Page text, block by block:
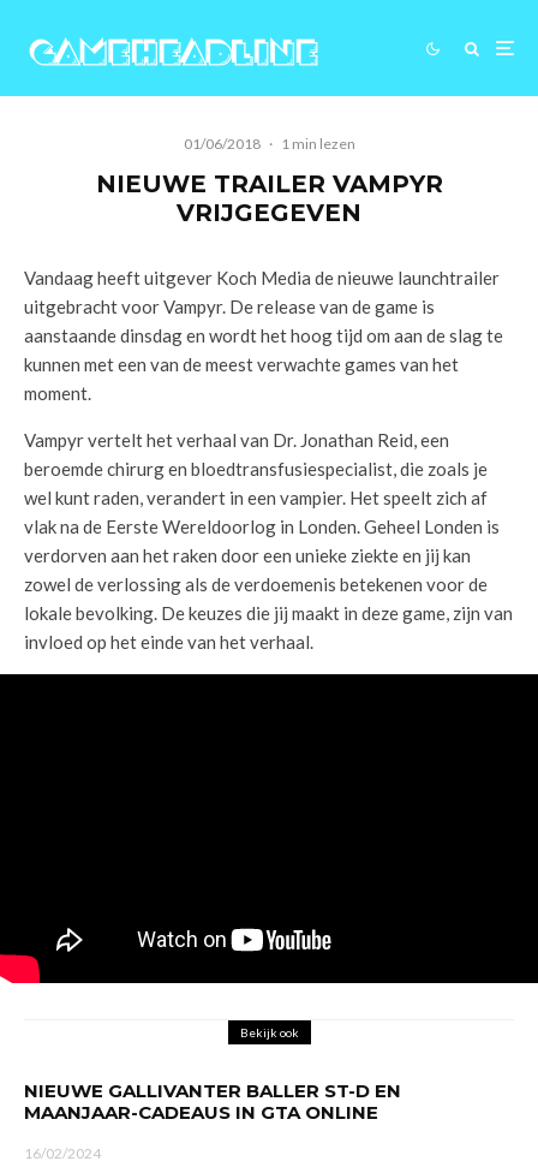
01/06/2018 · 1 min lezen
NIEUWE TRAILER VAMPYR
VRIJGEGEVEN
Vandaag heeft uitgever Koch Media de nieuwe launchtrailer
uitgebracht voor Vampyr. De release van de game is
aanstaande dinsdag en wordt het hoog tijd om aan de slag te
kunnen met een van de meest verwachte games van het
moment.
Vampyr vertelt het verhaal van Dr. Jonathan Reid, een
beroemde chirurg en bloedtransfusiespecialist, die zoals je
wel kunt raden, verandert in een vampier. Het speelt zich af
vlak na de Eerste Wereldoorlog in Londen. Geheel Londen is
verdorven aan het raken door een unieke ziekte en jij kan
zowel de verlossing als de verdoemenis betekenen voor de
lokale bevolking. De keuzes die jij maakt in deze game, zijn van
invloed op het einde van het verhaal.
Bekijk ook
NIEUWE GALLIVANTER BALLER ST-D EN
MAANJAAR-CADEAUS IN GTA ONLINE
16/02/2024